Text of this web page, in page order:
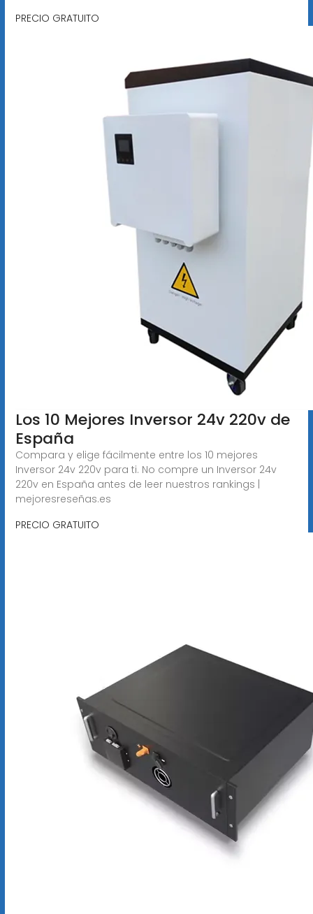
PRECIO GRATUITO
Los 10 Mejores Inversor 24v 220v de
España
Compara y elige fácilmente entre los 10 mejores
Inversor 24v 220v para ti. No compre un Inversor 24v
220v en España antes de leer nuestros rankings |
mejoresreseñas.es
PRECIO GRATUITO